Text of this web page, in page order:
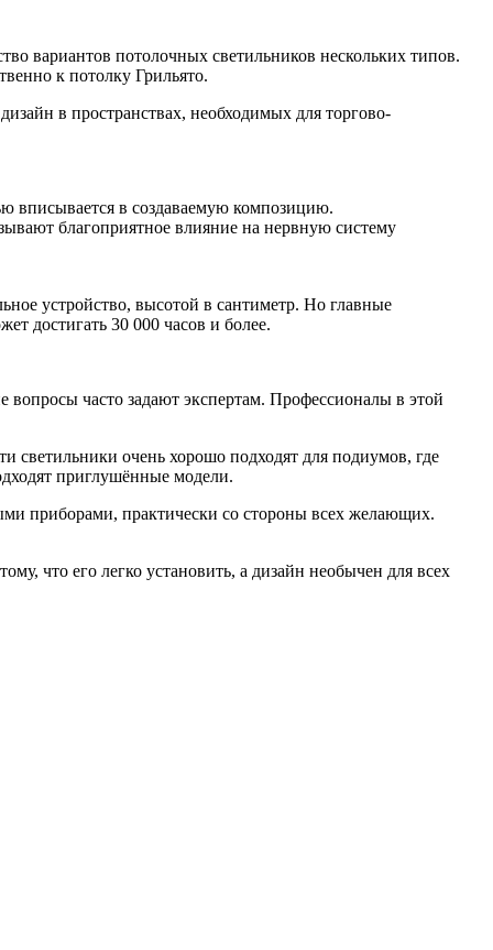
вариантов потолочных светильников нескольких типов.
к потолку Грильято.
в пространствах, необходимых для торгово-
вписывается в создаваемую композицию.
благоприятное влияние на нервную систему
устройство, высотой в сантиметр. Но главные
достигать 30 000 часов и более.
вопросы часто задают экспертам. Профессионалы в этой
светильники очень хорошо подходят для подиумов, где
приглушённые модели.
приборами, практически со стороны всех желающих.
что его легко установить, а дизайн необычен для всех